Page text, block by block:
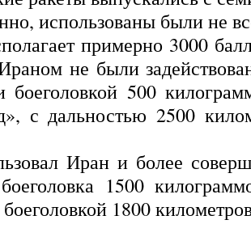
использованы были не
примерно 3000
не были
боеголовкой 500
с дальностью 2500
Иран и более
1500
1800